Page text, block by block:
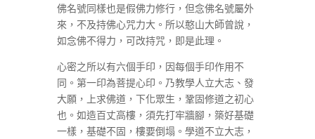
佛名號同樣也是假佛力修行，但念佛名號屬外
來，不及持佛心咒力大。所以憨山大師曾說，
如念佛不得力，可改持咒，即是此理。
心密之所以有六個手印，因每個手印作用不
同。第一印為菩提心印。乃教學人立大志、發
大願，上求佛道，下化眾生，鞏固修道之初心
也。如造百丈高樓，須先打牢牆腳，築好基礎
一樣，基礎不固，樓要倒塌。學道不立大志，